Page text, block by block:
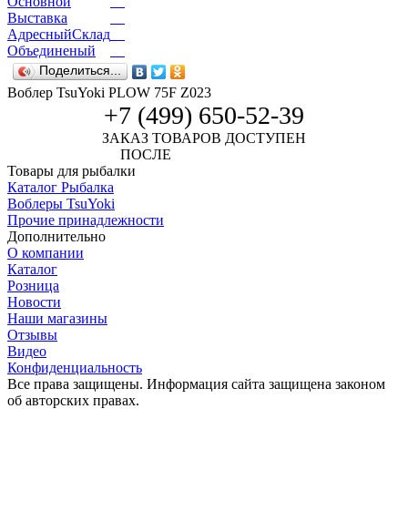
Выставка
АдресныйСклад
Объединеный
Поделиться...
Воблер TsuYoki PLOW 75F Z023
+7 (499) 650-52-39
ЗАКАЗ ТОВАРОВ ДОСТУПЕН
ПОСЛЕ
Товары для рыбалки
Каталог Рыбалка
Воблеры TsuYoki
Прочие принадлежности
Дополнительно
О компании
Каталог
Розница
Новости
Наши магазины
Отзывы
Видео
Конфиденциальность
Все права защищены. Информация сайта защищена законом
об авторских правах.